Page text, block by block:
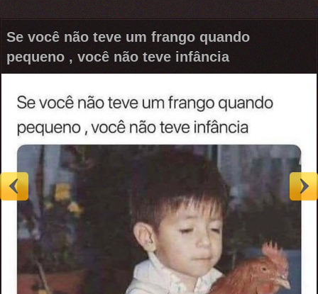
Se você não teve um frango quando
pequeno , você não teve infância